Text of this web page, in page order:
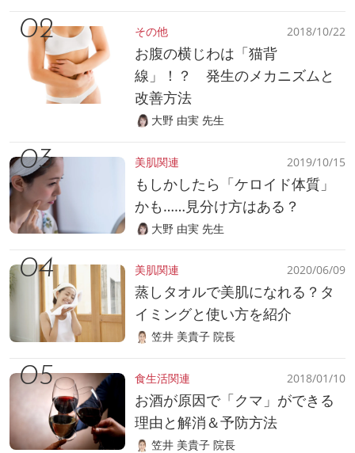
その他 2018/10/22
お腹の横じわは「猫背
線」！？ 発生のメカニズムと
改善方法
大野 由実 先生
美肌関連 2019/10/15
もしかしたら「ケロイド体質」
かも……見分け方はある？
大野 由実 先生
美肌関連 2020/06/09
蒸しタオルで美肌になれる？タ
イミングと使い方を紹介
笠井 美貴子 院長
食生活関連 2018/01/10
お酒が原因で「クマ」ができる
理由と解消＆予防方法
笠井 美貴子 院長